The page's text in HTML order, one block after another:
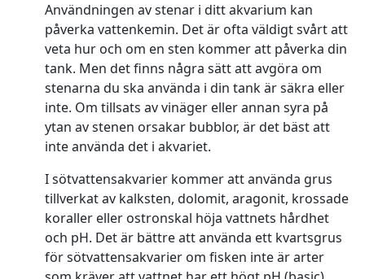
Användningen av stenar i ditt akvarium kan
påverka vattenkemin. Det är ofta väldigt svårt att
veta hur och om en sten kommer att påverka din
tank. Men det finns några sätt att avgöra om
stenarna du ska använda i din tank är säkra eller
inte. Om tillsats av vinäger eller annan syra på
ytan av stenen orsakar bubblor, är det bäst att
inte använda det i akvariet.
I sötvattensakvarier kommer att använda grus
tillverkat av kalksten, dolomit, aragonit, krossade
koraller eller ostronskal höja vattnets hårdhet
och pH. Det är bättre att använda ett kvartsgrus
för sötvattensakvarier om fisken inte är arter